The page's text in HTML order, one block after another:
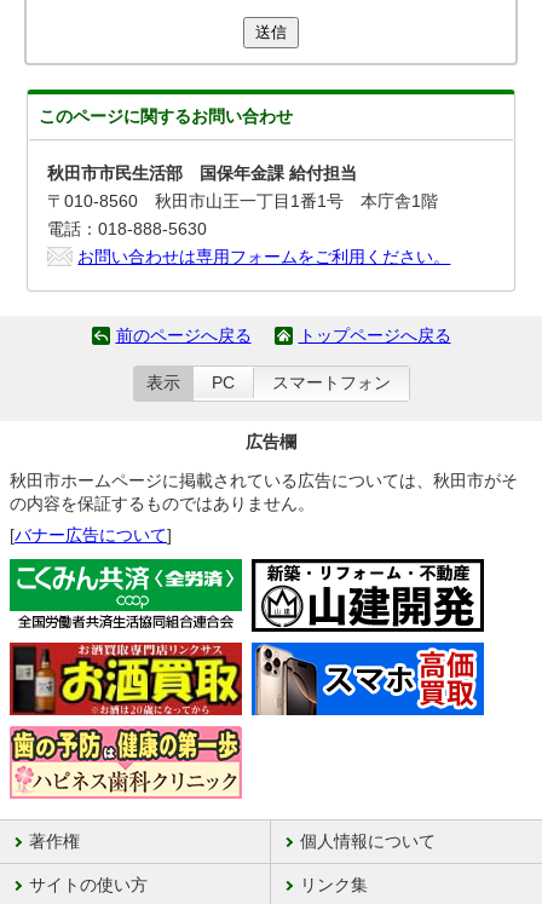
送信
このページに関するお問い合わせ
秋田市市民生活部 国保年金課 給付担当
〒010-8560 秋田市山王一丁目1番1号 本庁舎1階
電話：018-888-5630
お問い合わせは専用フォームをご利用ください。
前のページへ戻る トップページへ戻る
表示 PC スマートフォン
広告欄
秋田市ホームページに掲載されている広告については、秋田市がそ
の内容を保証するものではありません。
[バナー広告について]
著作権 個人情報について
サイトの使い方 リンク集